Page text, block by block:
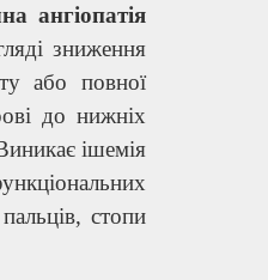
ангіопатія
зниження
або повної
до нижніх
ішемія
стопи